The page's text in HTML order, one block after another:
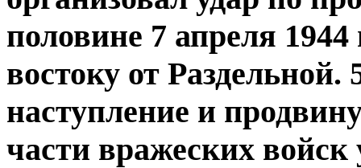
половине 7 апреля
востоку от
наступление и
части вражеских войск